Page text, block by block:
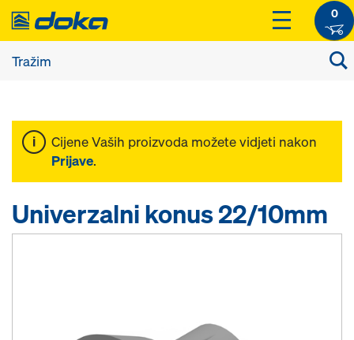
0
Cijene Vaših proizvoda možete vidjeti nakon
Prijave.
Univerzalni konus 22/10mm